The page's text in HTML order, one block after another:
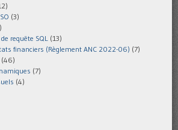
(3)
requête SQL (13)
financiers (Règlement ANC 2022-06) (7)
(46)
(7)
(4)